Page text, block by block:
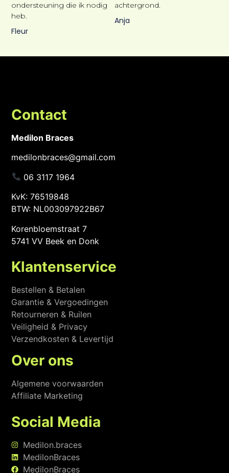
ondersteuning die ik nodig
heb.
Fleur
achtergrond.
Anja
Contact
Medilon Braces
medilonbraces@gmail.com
06 3117 1964
KvK: 76519848
BTW: NL003097922B67
Korenbloemstraat 7
5741 VV Beek en Donk
Klantenservice
Bestellen & Betalen
Garantie & Vergoedingen
Retourneren & Ruilen
Veiligheid & Privacy
Verzendkosten & Levertijd
Over ons
Algemene voorwaarden
Affiliate Marketing
Social Media
Medilon.braces
MedilonBraces
MedilonBraces